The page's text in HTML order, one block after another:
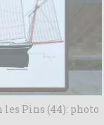
Pins (44): photo